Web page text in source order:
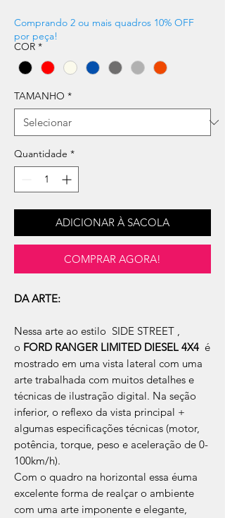
Comprando 2 ou mais quadros 10% OFF
por peça!
COR *
TAMANHO *
Quantidade *
ADICIONAR À SACOLA
COMPRAR AGORA!
DA ARTE:
Nessa arte ao estilo SIDE STREET ,
o FORD RANGER LIMITED DIESEL 4X4 é
mostrado em uma vista lateral com uma
arte trabalhada com muitos detalhes e
técnicas de ilustração digital. Na seção
inferior, o reflexo da vista principal +
algumas especificações técnicas (motor,
potência, torque, peso e aceleração de 0-
100km/h).
Com o quadro na horizontal essa éuma
excelente forma de realçar o ambiente
com uma arte imponente e elegante,